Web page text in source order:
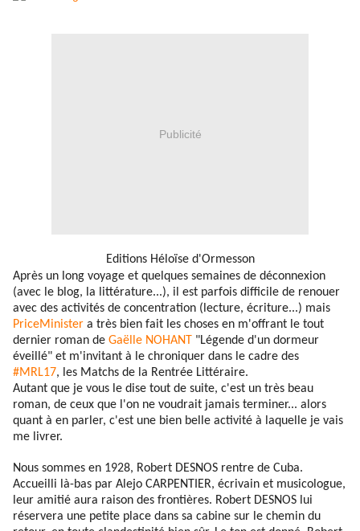
Publicité
Editions Héloïse d'Ormesson
Après un long voyage et quelques semaines de déconnexion
(avec le blog, la littérature...), il est parfois difficile de renouer
avec des activités de concentration (lecture, écriture...) mais
PriceMinister a très bien fait les choses en m'offrant le tout
dernier roman de Gaëlle NOHANT "Légende d'un dormeur
éveillé" et m'invitant à le chroniquer dans le cadre des
#MRL17, les Matchs de la Rentrée Littéraire.
Autant que je vous le dise tout de suite, c'est un très beau
roman, de ceux que l'on ne voudrait jamais terminer... alors
quant à en parler, c'est une bien belle activité à laquelle je vais
me livrer.
Nous sommes en 1928, Robert DESNOS rentre de Cuba.
Accueilli là-bas par Alejo CARPENTIER, écrivain et musicologue,
leur amitié aura raison des frontières. Robert DESNOS lui
réservera une petite place dans sa cabine sur le chemin du